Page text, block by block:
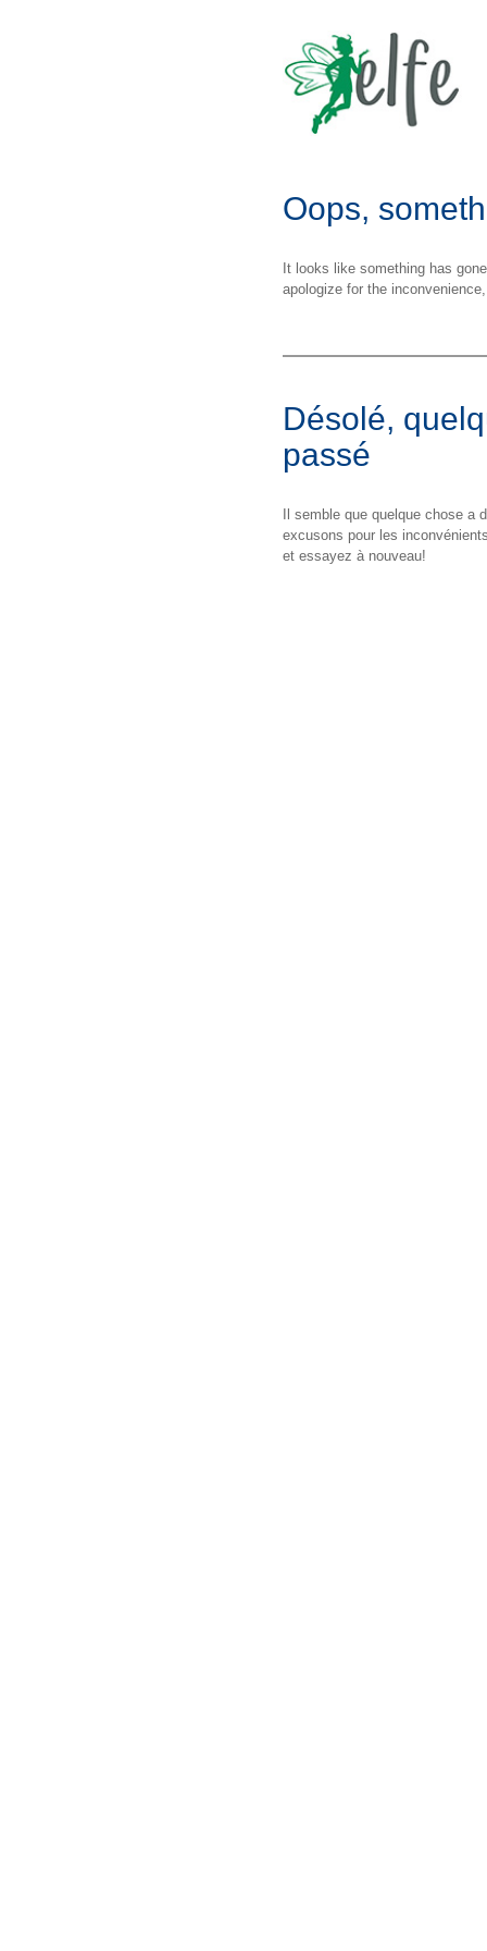
Oops,
It looks like something has
apologize for the
Désolé,
passé
Il semble que quelque chose a
excusons pour les
et essayez à nouveau!